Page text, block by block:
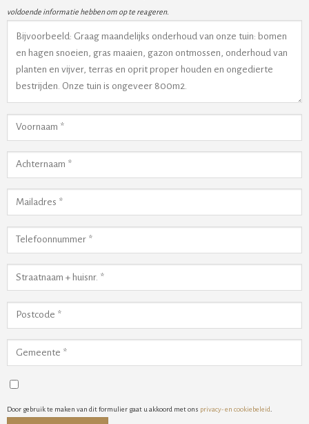
voldoende informatie hebben om op te reageren.
Door gebruik te maken van dit formulier gaat u akkoord met ons privacy- en cookiebeleid